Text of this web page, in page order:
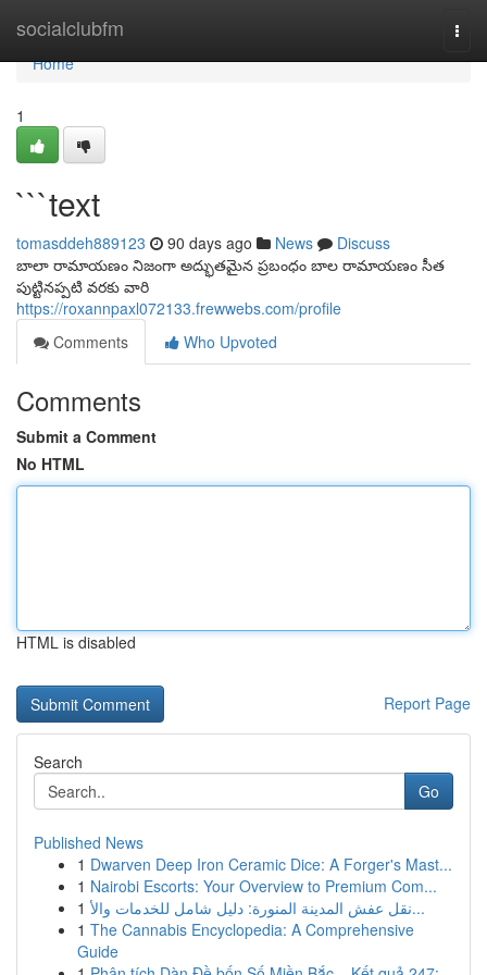
socialclubfm
Home
Home
1
```text
tomasddeh889123 90 days ago News
Discuss
బాలా రామాయణం నిజంగా అద్భుతమైన ప్రబంధం బాల రామాయణం సీత
పుట్టినప్పటి వరకు వారి
https://roxannpaxl072133.frewwebs.com/profile
Comments
Who Upvoted
Comments
Submit a Comment
No HTML
HTML is disabled
Report Page
Search
Go
Published News
1 Dwarven Deep Iron Ceramic Dice: A Forger's Mast...
1 Nairobi Escorts: Your Overview to Premium Com...
1
نقل عفش المدينة المنورة: دليل شامل للخدمات والأ...
1 The Cannabis Encyclopedia: A Comprehensive
Guide